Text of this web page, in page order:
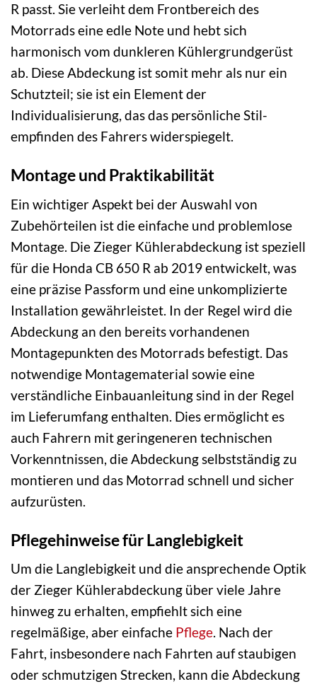
R passt. Sie verleiht dem Front­bereich des
Motorrads eine edle Note und hebt sich
harmonisch vom dunkleren Kühler­grund­gerüst
ab. Diese Abdeckung ist somit mehr als nur ein
Schutz­teil; sie ist ein Element der
Individualisierung, das das persönliche Stil­
empfinden des Fahrers widerspiegelt.
Montage und Praktikabilität
Ein wichtiger Aspekt bei der Auswahl von
Zubehör­teilen ist die einfache und problemlose
Montage. Die Zieger Kühlerabdeckung ist speziell
für die Honda CB 650 R ab 2019 entwickelt, was
eine präzise Passform und eine unkomplizierte
Installation gewährleistet. In der Regel wird die
Abdeckung an den bereits vorhandenen
Montage­punkten des Motorrads befestigt. Das
notwendige Montage­material sowie eine
verständliche Einbau­anleitung sind in der Regel
im Liefer­umfang enthalten. Dies ermöglicht es
auch Fahrern mit geringen­eren technischen
Vorkenntnissen, die Abdeckung selbstständig zu
montieren und das Motorrad schnell und sicher
aufzurüsten.
Pflegehinweise für Langlebigkeit
Um die Langlebigkeit und die ansprechende Optik
der Zieger Kühlerabdeckung über viele Jahre
hinweg zu erhalten, empfiehlt sich eine
regelmäßige, aber einfache Pflege. Nach der
Fahrt, insbesondere nach Fahrten auf staubigen
oder schmutzigen Strecken, kann die Abdeckung